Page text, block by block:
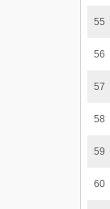
55
56
57
58
59
60